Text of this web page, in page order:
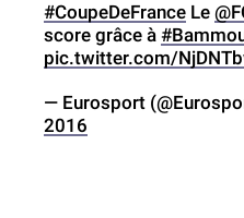
#CoupeDeFrance Le
score grâce à
pic.twitter.com/
— Eurosport
2016